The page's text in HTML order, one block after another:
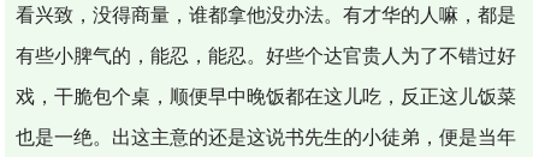
看兴致，没得商量，谁都拿他没办法。有才华的人嘛，都是
有些小脾气的，能忍，能忍。好些个达官贵人为了不错过好
戏，干脆包个桌，顺便早中晚饭都在这儿吃，反正这儿饭菜
也是一绝。出这主意的还是这说书先生的小徒弟，便是当年